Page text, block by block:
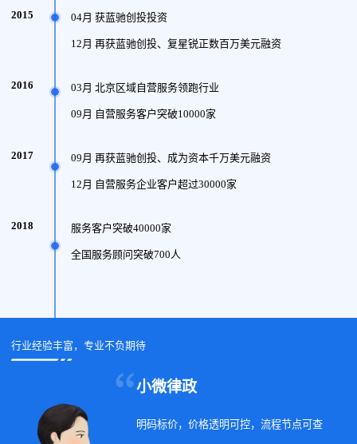
2015 04月 获蓝驰创投投资
12月 再获蓝驰创投、复星锐正数百万美元融资
2016 03月 北京区域自营服务领跑行业
09月 自营服务客户突破10000家
2017 09月 再获蓝驰创投、成为资本千万美元融资
12月 自营服务企业客户超过30000家
2018 服务客户突破40000家
全国服务顾问突破700人
行业经验丰富，专业不负期待
小微律政
明码标价，价格透明可控，流程节点可查